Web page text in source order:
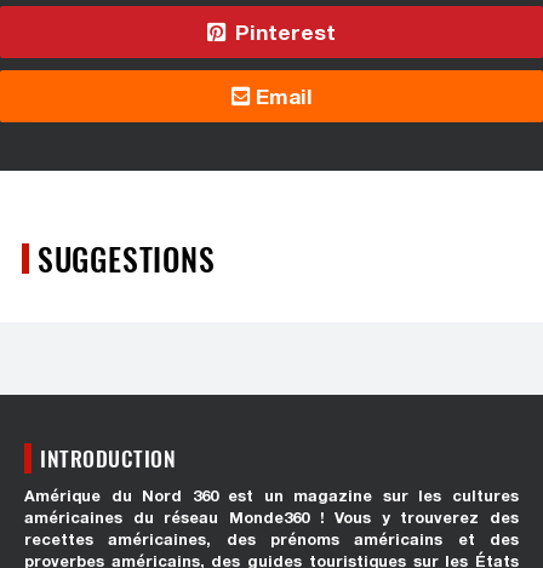
Pinterest
Email
SUGGESTIONS
INTRODUCTION
Amérique du Nord 360 est un magazine sur les cultures
américaines du réseau Monde360 ! Vous y trouverez des
recettes américaines, des prénoms américains et des
proverbes américains, des guides touristiques sur les États